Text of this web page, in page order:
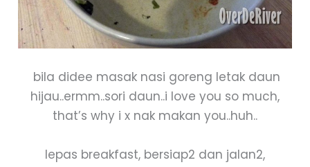
bila didee masak nasi goreng letak daun
hijau..ermm..sori daun..i love you so much,
that’s why i x nak makan you..huh..
lepas breakfast, bersiap2 dan jalan2,